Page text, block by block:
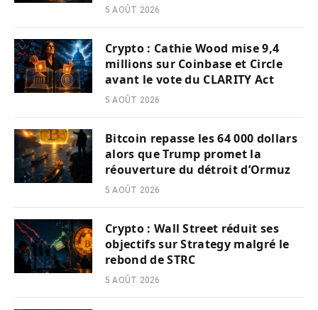
5 AOÛT 2026
Crypto : Cathie Wood mise 9,4
millions sur Coinbase et Circle
avant le vote du CLARITY Act
5 AOÛT 2026
Bitcoin repasse les 64 000 dollars
alors que Trump promet la
réouverture du détroit d’Ormuz
5 AOÛT 2026
Crypto : Wall Street réduit ses
objectifs sur Strategy malgré le
rebond de STRC
5 AOÛT 2026